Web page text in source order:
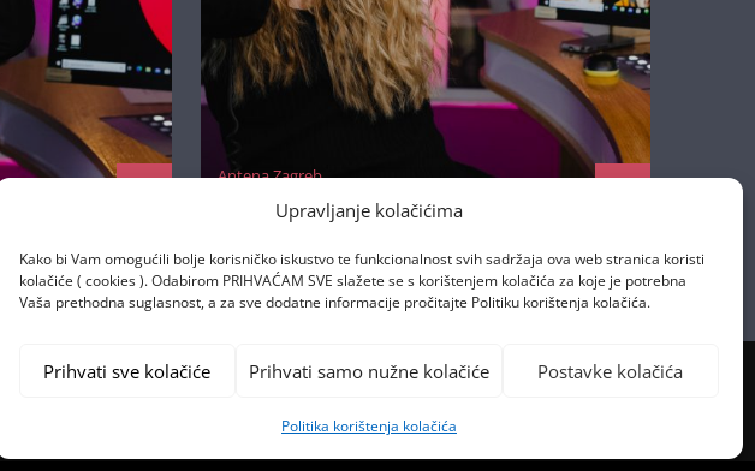
Upravljanje kolačićima
Kako bi Vam omogućili bolje korisničko iskustvo te funkcionalnost svih sadržaja ova web stranica koristi
kolačiće ( cookies ). Odabirom PRIHVAĆAM SVE slažete se s korištenjem kolačića za koje je potrebna
Vaša prethodna suglasnost, a za sve dodatne informacije pročitajte Politiku korištenja kolačića.
Prihvati sve kolačiće Prihvati samo nužne kolačiće Postavke kolačića
Politika korištenja kolačića
Antena Zagreb